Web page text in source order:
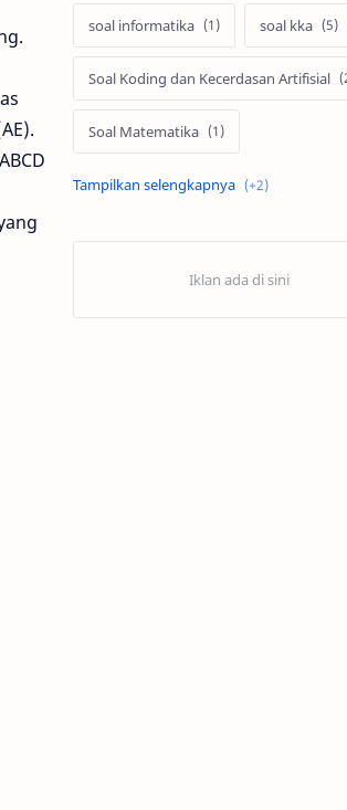
soal informatika soal kka
Soal Koding dan Kecerdasan Artifisial
Soal Matematika
soal pkn timnas indonesia